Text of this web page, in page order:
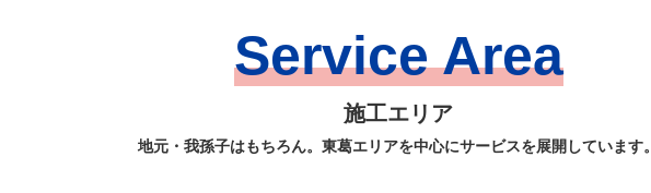
Service Area
施工エリア
地元・我孫子はもちろん。東葛エリアを中心にサービスを展開しています。